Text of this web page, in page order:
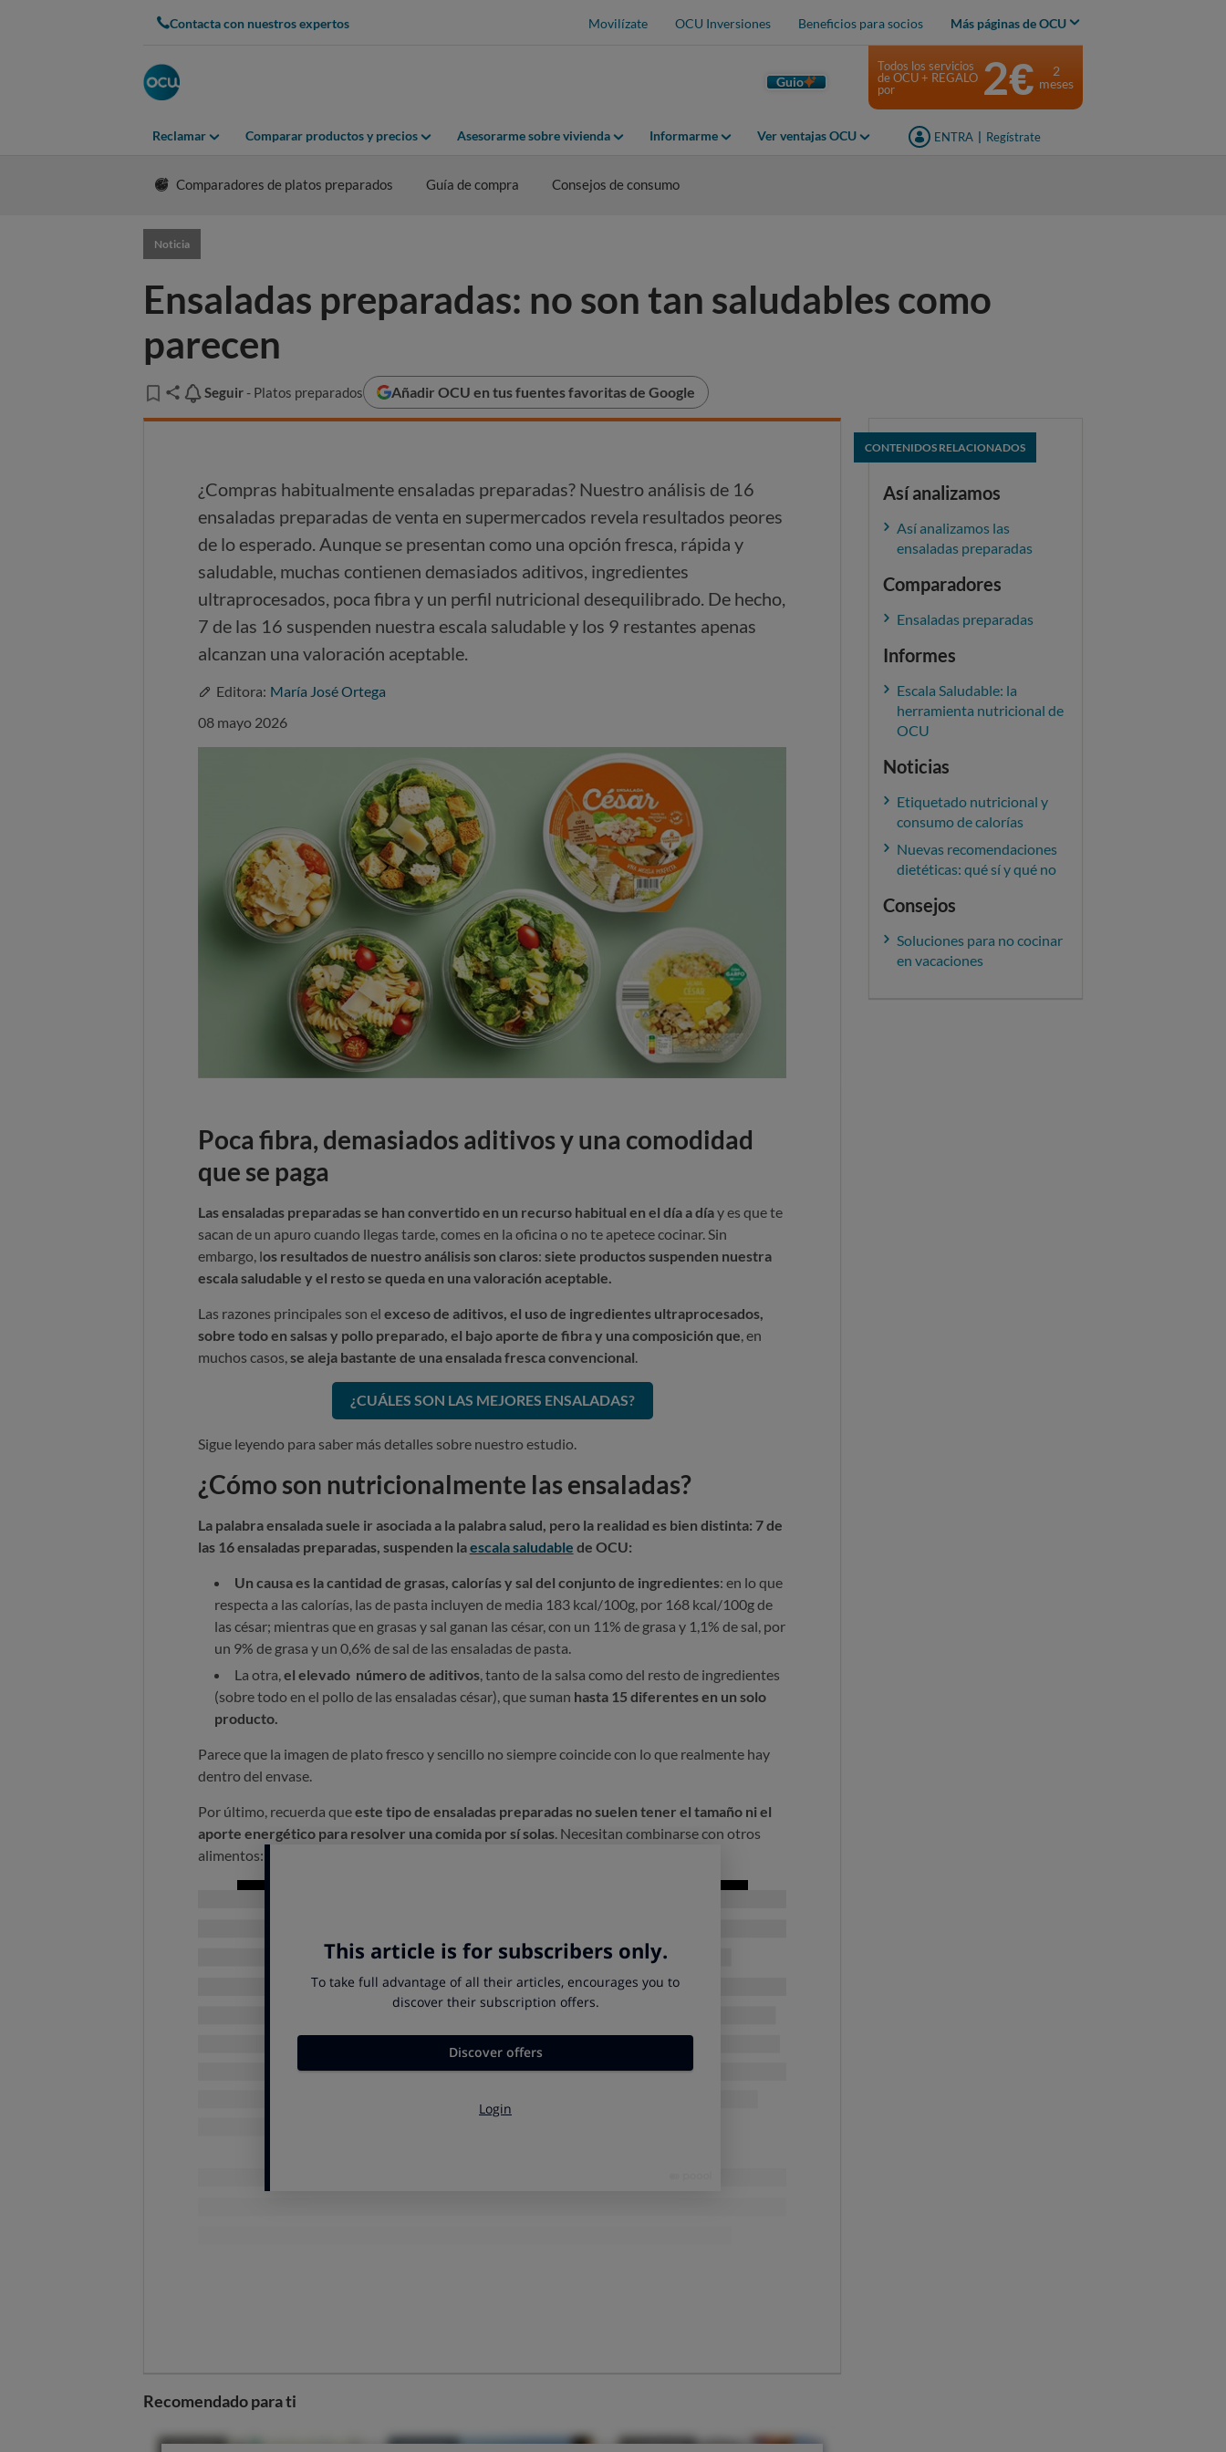
Contacta con nuestros expertos Movilízate OCU Inversiones Beneficios para socios Más páginas de OCU
Guio
Reclamar Comparar productos y precios Asesorarme sobre vivienda Informarme Ver ventajas OCU ENTRA Regístrate
Todos los servicios
de OCU + REGALO
por
2€
2
meses
Comparadores de platos preparados Guía de compra Consejos de consumo
Noticia
Ensaladas preparadas: no son tan saludables como
parecen
Seguir
Seguir - Platos preparados Añadir OCU en tus fuentes favoritas de Google
¿Compras habitualmente ensaladas preparadas? Nuestro análisis de 16
ensaladas preparadas de venta en supermercados revela resultados peores
de lo esperado. Aunque se presentan como una opción fresca, rápida y
saludable, muchas contienen demasiados aditivos, ingredientes
ultraprocesados, poca fibra y un perfil nutricional desequilibrado. De hecho,
7 de las 16 suspenden nuestra escala saludable y los 9 restantes apenas
alcanzan una valoración aceptable.
Editora: María José Ortega
08 mayo 2026
Poca fibra, demasiados aditivos y una comodidad
que se paga
Las ensaladas preparadas se han convertido en un recurso habitual en el día a díay es que te
sacan de un apuro cuando llegas tarde, comes en la oficina o no te apetece cocinar. Sin
embargo, los resultados de nuestro análisis son claros: siete productos suspenden nuestra
escala saludable y el resto se queda en una valoración aceptable.
Las razones principales son el exceso de aditivos, el uso de ingredientes ultraprocesados,
sobre todo en salsas y pollo preparado, el bajo aporte de fibra y una composición que , en
muchos casos, se aleja bastante de una ensalada fresca convencional
¿CUÁLES SON LAS MEJORES ENSALADAS?
Sigue leyendo para saber más detalles sobre nuestro estudio.
¿Cómo son nutricionalmente las ensaladas?
La palabra ensalada suele ir asociada a la palabra salud, pero la realidad es bien distinta: 7 de
las 16 ensaladas preparadas, suspenden laescala saludable de OCU:
Un causa es la cantidad de grasas, calorías y sal del conjunto de ingredientes: en lo que
respecta a las calorías, las de pasta incluyen de media 183 kcal/100g, por 168 kcal/100g de
las césar; mientras que en grasas y sal ganan las césar, con un 11% de grasa y 1,1% de sal, por
un 9% de grasa y un 0,6% de sal de las ensaladas de pasta.
La otra, el elevado número de aditivos, tanto de la salsa como del resto de ingredientes
(sobre todo en el pollo de las ensaladas césar), que suman hasta 15 diferentes en un solo
producto.
Parece que la imagen de plato fresco y sencillo no siempre coincide con lo que realmente hay
dentro del envase.
Por último, recuerda queeste tipo de ensaladas preparadas no suelen tener el tamaño ni el
aporte energético para resolver una comida por sí solas. Necesitan combinarse con otros
alimentos: por ejemplo, añadiendo un tomate e incluyendo una pieza de fruta.
Etiquetado correcto, pero mejorable
Tambiénhemos visto que solo 4 de las 16 marcas indican claramente el tamaño de la porción
y solo la mitad muestra el Nutriscore en el frontal del envase. En nuestro cálculo, casi todas
Recomendado para ti
CONTENIDOS RELACIONADOS
Así analizamos
Así analizamos las
ensaladas preparadas
Comparadores
Ensaladas preparadas
Informes
Escala Saludable: la
herramienta nutricional de
OCU
Noticias
Etiquetado nutricional y
consumo de calorías
Nuevas recomendaciones
dietéticas: qué sí y qué no
Consejos
Soluciones para no cocinar
en vacaciones